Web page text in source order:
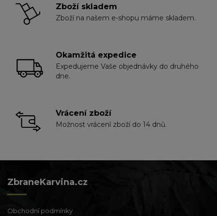
Zboží skladem
Zboží na našem e-shopu máme skladem.
Okamžitá expedice
Expedujeme Vaše objednávky do druhého
dne.
Vrácení zboží
Možnost vrácení zboží do 14 dnů.
ZbraneKarvina.cz
Obchodní podmínky